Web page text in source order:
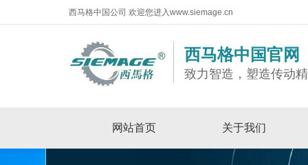
西马格中国公司 欢迎您进入www.siemage.cn
西马格中国官网
致力智造，塑造传动
网站首页 关于我们